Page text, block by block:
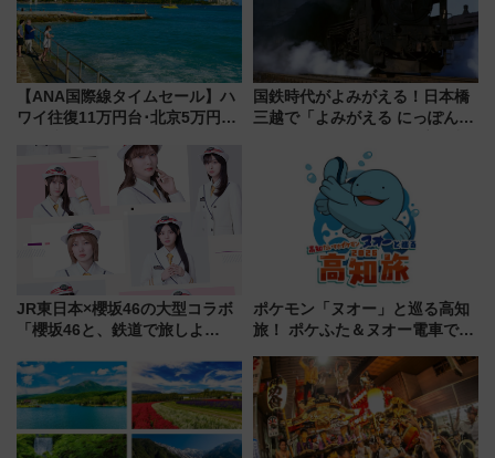
【ANA国際線タイムセール】ハ
ワイ往復11万円台･北京5万円台
来春のGW旅行まで狙える激ア
ツ路線まとめ（8/10まで）
国鉄時代がよみがえる！日本橋
三越で「よみがえる にっぽんの
敬の名作写真も、駅弁フェスも
同時開催！
JR東日本×櫻坂46の大型コラボ
「櫻坂46と、鉄道で旅しよ
潟・長野・庄内へ
ポケモン「ヌオー」と巡る高知
旅！ ポケふた＆ヌオー電車で楽
路の絶景と絶品グルメを満喫！
（7月18日スタート）